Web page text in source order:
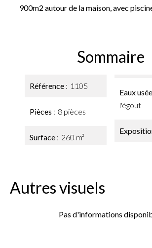
900m2 autour de la maison, avec
Sommaire
Référence 1105
Pièces 8 pièces
Surface 260 m²
Eaux
l'égout
Autres visuels
Pas d'informations